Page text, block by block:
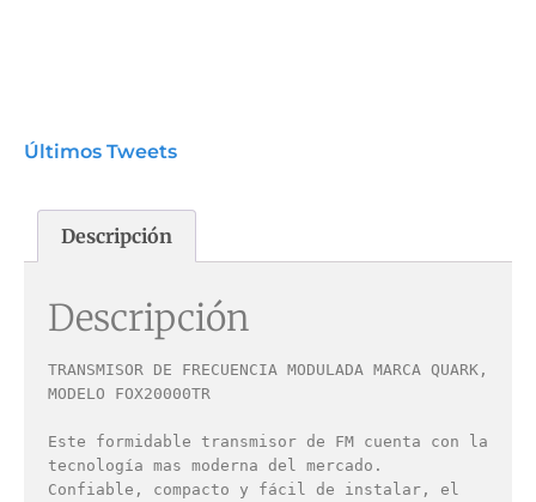
Descripción
Descripción
TRANSMISOR DE FRECUENCIA MODULADA MARCA QUARK,
MODELO FOX20000TR
Este formidable transmisor de FM cuenta con la
tecnología mas moderna del mercado.
Confiable, compacto y fácil de instalar, el
Últimos Tweets